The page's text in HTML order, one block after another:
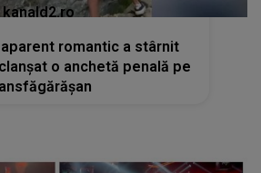
kanald2.ro
romantic a stârnit
o anchetă penală pe